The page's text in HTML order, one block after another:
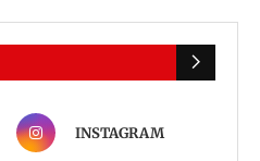
INSTAGRAM